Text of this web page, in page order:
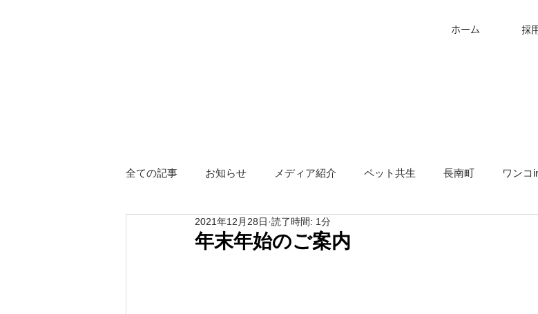
ホーム 採
全ての記事 お知らせ メディア紹介 ペット共生 長南町 ワンコ
障がい者グループホーム スタッフ募集
年末年始のご案内
2021年12月28日 読了時間: 1分